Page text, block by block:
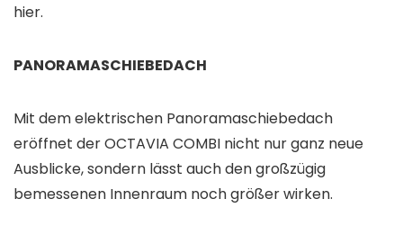
hier.
PANORAMASCHIEBEDACH
Mit dem elektrischen Panoramaschiebedach
eröffnet der OCTAVIA COMBI nicht nur ganz neue
Ausblicke, sondern lässt auch den großzügig
bemessenen Innenraum noch größer wirken.